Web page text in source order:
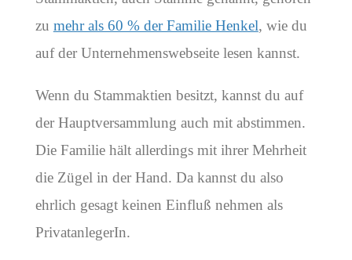
zu mehr als 60 % der Familie Henkel, wie du
auf der Unternehmenswebseite lesen kannst.
Wenn du Stammaktien besitzt, kannst du auf
der Hauptversammlung auch mit abstimmen.
Die Familie hält allerdings mit ihrer Mehrheit
die Zügel in der Hand. Da kannst du also
ehrlich gesagt keinen Einfluß nehmen als
PrivatanlegerIn.